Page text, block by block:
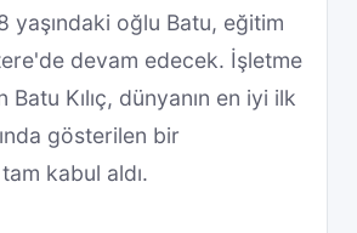
yaşındaki oğlu Batu, eğitim
devam edecek. İşletme
Kılıç, dünyanın en iyi ilk
gösterilen bir
kabul aldı.